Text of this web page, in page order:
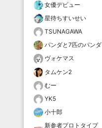
女優デビュー
星待ちすいせい
TSUNAGAWA
パンダと7匹のパンダ
ヴォケマス
タムケン2
むー
YK5
小十郎
新参者プロトタイプ